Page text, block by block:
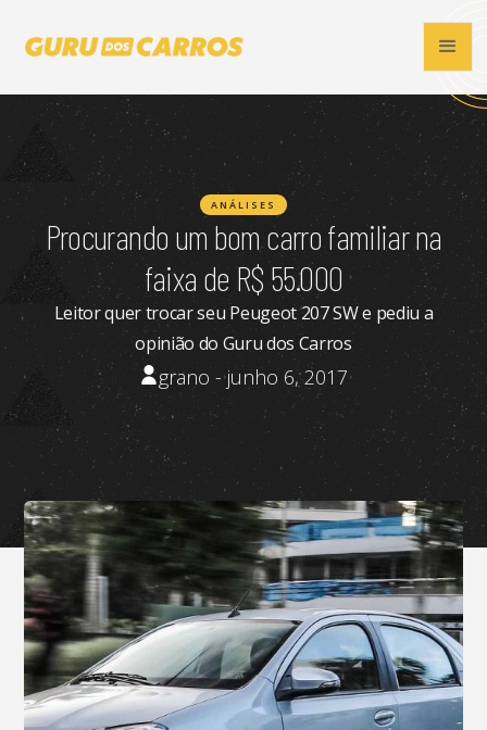
ANÁLISES
Procurando um bom carro familiar na
faixa de R$ 55.000
Leitor quer trocar seu Peugeot 207 SW e pediu a
opinião do Guru dos Carros
grano - junho 6, 2017